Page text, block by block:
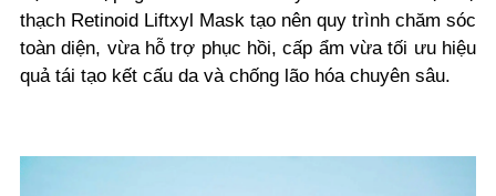
thạch Retinoid Liftxyl Mask tạo nên quy trình chăm sóc
toàn diện, vừa hỗ trợ phục hồi, cấp ẩm vừa tối ưu hiệu
quả tái tạo kết cấu da và chống lão hóa chuyên sâu.